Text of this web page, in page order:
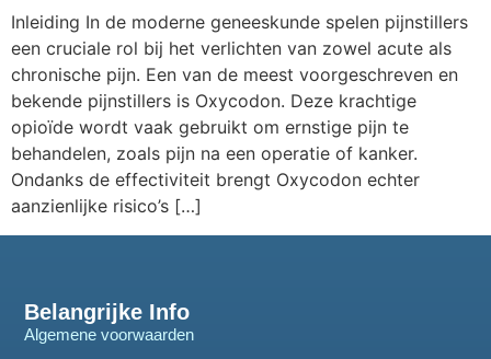
Inleiding In de moderne geneeskunde spelen pijnstillers
een cruciale rol bij het verlichten van zowel acute als
chronische pijn. Een van de meest voorgeschreven en
bekende pijnstillers is Oxycodon. Deze krachtige
opioïde wordt vaak gebruikt om ernstige pijn te
behandelen, zoals pijn na een operatie of kanker.
Ondanks de effectiviteit brengt Oxycodon echter
aanzienlijke risico’s […]
Belangrijke Info
Algemene voorwaarden